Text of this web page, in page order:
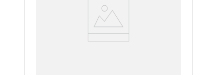
LIQUIDIFICADOR